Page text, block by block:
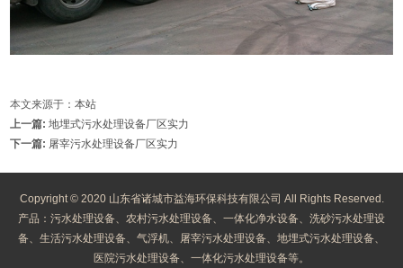
本文来源于：本站
上一篇:地埋式污水处理设备厂区实力
下一篇: 屠宰污水处理设备厂区实力
Copyright © 2020 山东省诸城市益海环保科技有限公司 All Rights Reserved.
产品：污水处理设备、农村污水处理设备、一体化净水设备、洗砂污水处理设
备、生活污水处理设备、气浮机、屠宰污水处理设备、地埋式污水处理设备、
医院污水处理设备、一体化污水处理设备等。